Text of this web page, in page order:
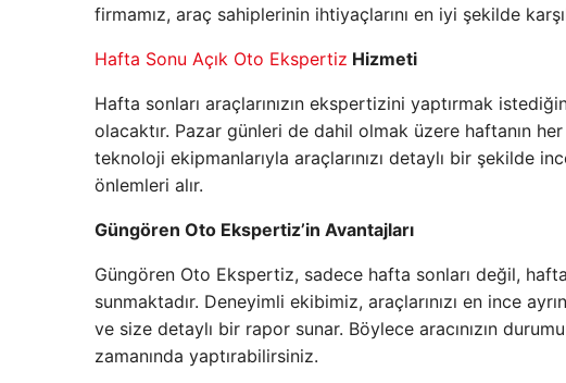
firmamız, araç sahiplerinin ihtiyaçlarını en iyi şekilde
Hafta Sonu Açık Oto Ekspertiz Hizmeti
Hafta sonları araçlarınızın ekspertizini yaptırmak
olacaktır. Pazar günleri de dahil olmak üzere haftanın
teknoloji ekipmanlarıyla araçlarınızı detaylı bir şekilde
önlemleri alır.
Güngören Oto Ekspertiz’in Avantajları
Güngören Oto Ekspertiz, sadece hafta sonları değil,
sunmaktadır. Deneyimli ekibimiz, araçlarınızı en ince
ve size detaylı bir rapor sunar. Böylece aracınızın
zamanında yaptırabilirsiniz.